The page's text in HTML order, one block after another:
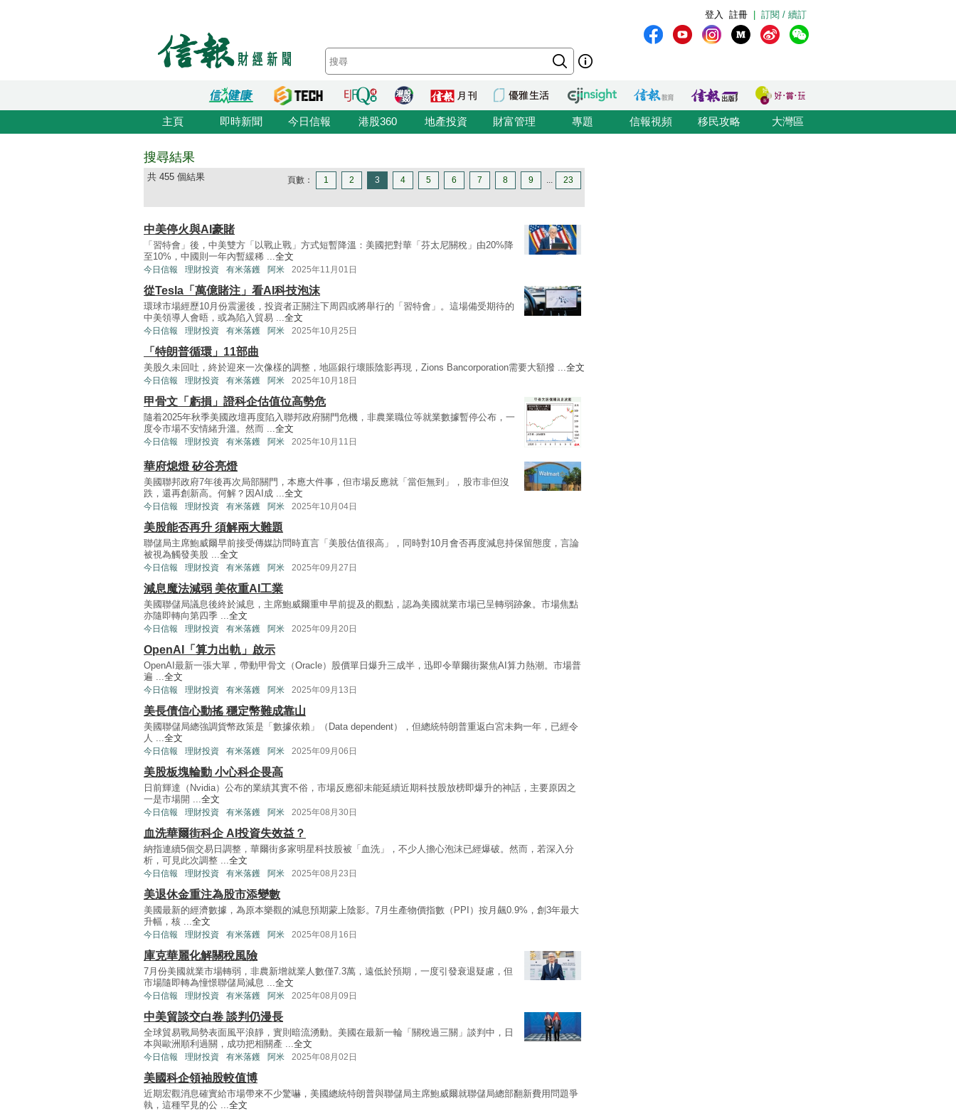
訂閱 / 續訂
註冊
登入
主頁 即時新聞 今日信報 港股360 地產投資 財富管理 專題 信報視頻 移民攻略 大灣區
搜尋結果
共 455 個結果 頁數： 1 2 3 4 5 6 7 8 9 ... 23
中美停火與AI豪賭
「習特會」後，中美雙方「以戰止戰」方式短暫降溫：美國把對華「芬太尼關稅」由20%降
至10%，中國則一年內暫緩稀 ...全文
今日信報 理財投資 有米落鑊 阿米 2025年11月01日
從Tesla「萬億賭注」看AI科技泡沫
環球市場經歷10月份震盪後，投資者正關注下周四或將舉行的「習特會」。這場備受期待的
中美領導人會晤，或為陷入貿易 ...全文
今日信報 理財投資 有米落鑊 阿米 2025年10月25日
「特朗普循環」11部曲
美股久未回吐，終於迎來一次像樣的調整，地區銀行壞賬陰影再現，Zions Bancorporation需要大額撥 ...全文
今日信報 理財投資 有米落鑊 阿米 2025年10月18日
甲骨文「虧損」證科企估值位高勢危
隨着2025年秋季美國政壇再度陷入聯邦政府關門危機，非農業職位等就業數據暫停公布，一
度令市場不安情緒升溫。然而 ...全文
今日信報 理財投資 有米落鑊 阿米 2025年10月11日
華府熄燈 矽谷亮燈
美國聯邦政府7年後再次局部關門，本應大件事，但市場反應就「當佢無到」，股市非但沒
跌，還再創新高。何解？因AI成 ... 全文
今日信報 理財投資 有米落鑊 阿米 2025年10月04日
美股能否再升 須解兩大難題
聯儲局主席鮑威爾早前接受傳媒訪問時直言「美股估值很高」，同時對10月會否再度減息持保留態度，言論
被視為觸發美股 ... 全文
今日信報 理財投資 有米落鑊 阿米 2025年09月27日
減息魔法減弱 美依重AI工業
美國聯儲局議息後終於減息，主席鮑威爾重申早前提及的觀點，認為美國就業市場已呈轉弱跡象。市場焦點
亦隨即轉向第四季 ... 全文
今日信報 理財投資 有米落鑊 阿米 2025年09月20日
OpenAI「算力出軌」啟示
OpenAI最新一張大單，帶動甲骨文（Oracle）股價單日爆升三成半，迅即令華爾街聚焦AI算力熱潮。市場普
遍 ... 全文
今日信報 理財投資 有米落鑊 阿米 2025年09月13日
美長債信心動搖 穩定幣難成靠山
美國聯儲局總強調貨幣政策是「數據依賴」（Data dependent），但總統特朗普重返白宮未夠一年，已經令
人 ... 全文
今日信報 理財投資 有米落鑊 阿米 2025年09月06日
美股板塊輪動 小心科企畏高
日前輝達（Nvidia）公布的業績其實不俗，市場反應卻未能延續近期科技股放榜即爆升的神話，主要原因之
一是市場開 ... 全文
今日信報 理財投資 有米落鑊 阿米 2025年08月30日
血洗華爾街科企 AI投資失效益？
納指連續5個交易日調整，華爾街多家明星科技股被「血洗」，不少人擔心泡沫已經爆破。然而，若深入分
析，可見此次調整 ... 全文
今日信報 理財投資 有米落鑊 阿米 2025年08月23日
美退休金重注為股市添變數
美國最新的經濟數據，為原本樂觀的減息預期蒙上陰影。7月生產物價指數（PPI）按月飆0.9%，創3年最大
升幅，核 ... 全文
今日信報 理財投資 有米落鑊 阿米 2025年08月16日
庫克華麗化解關稅風險
7月份美國就業市場轉弱，非農新增就業人數僅7.3萬，遠低於預期，一度引發衰退疑慮，但
市場隨即轉為憧憬聯儲局減息 ... 全文
今日信報 理財投資 有米落鑊 阿米 2025年08月09日
中美貿談交白卷 談判仍漫長
全球貿易戰局勢表面風平浪靜，實則暗流湧動。美國在最新一輪「關稅過三關」談判中，日
本與歐洲順利過關，成功把相關產 ... 全文
今日信報 理財投資 有米落鑊 阿米 2025年08月02日
美國科企領袖股較值博
近期宏觀消息確實給市場帶來不少驚嚇，美國總統特朗普與聯儲局主席鮑威爾就聯儲局總部翻新費用問題爭
執，這種罕見的公 ... 全文